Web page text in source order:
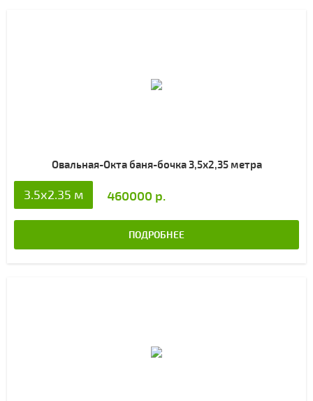
Овальная-Окта баня-бочка 3,5х2,35 метра
3.5х2.35 м 460000 р.
ПОДРОБНЕЕ